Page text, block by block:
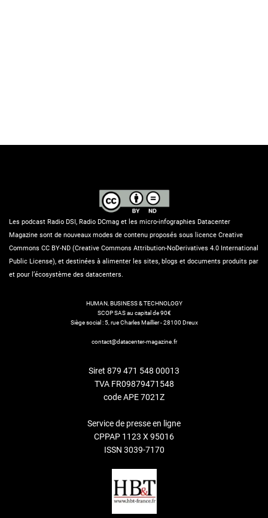
Les podcast Radio DSI, Radio DCmag et les micro-infographies Datacenter
Magazine sont de nouveaux modes de contenu proposés sous licence Creative
Commons CC BY-ND (Creative Commons Attribution-NoDerivatives 4.0 International
Public License), et destinées à alimenter les sites, blogs et documents produits par
et pour l’écosystème des datacenters.
HUMAN, BUSINESS & TECHNOLOGY
SCOP SAS au capital de 90€
Siège social : 5, rue Charles Maillier - 28100 Dreux
contact@datacenter-magazine.fr
Siret 879 471 548 00013
TVA FR09879471548
code APE 7021Z
Service de presse en ligne
CPPAP 1123 X 95016
ISSN 3039-7170